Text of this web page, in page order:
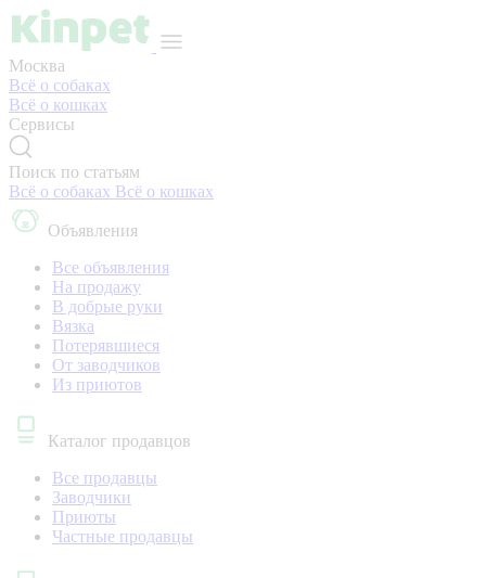
Москва
Всё о собаках
Всё о кошках
Сервисы
Поиск по статьям
Всё о собаках Всё о кошках
Объявления
Все объявления
На продажу
В добрые руки
Вязка
Потерявшиеся
От заводчиков
Из приютов
Каталог продавцов
Все продавцы
Заводчики
Приюты
Частные продавцы